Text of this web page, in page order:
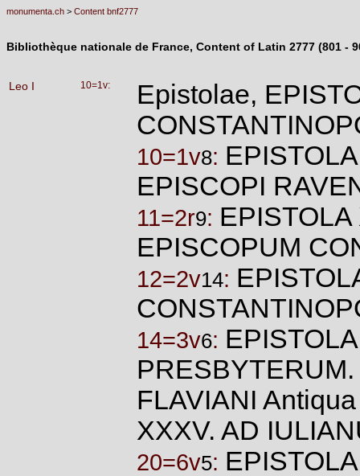
monumenta.ch > Content bnf2777
Bibliothèque nationale de France, Content of Latin 2777 (801 -
Leo I 10=1v:
Epistolae,
10=1v8:
EPISCOPI
11=2r9:
EPISCOPUM
12=2v14:
14=3v6:
FLAVIANI
XXXV. AD
20=6v5: